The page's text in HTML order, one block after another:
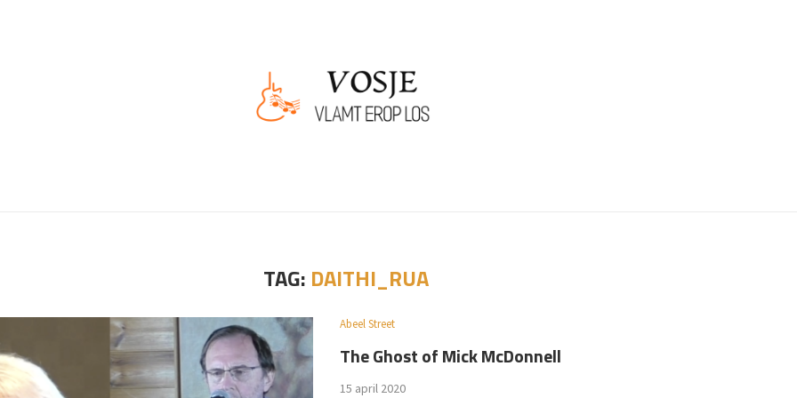
TAG: DAITHI_RUA
Abeel Street
The Ghost of Mick McDonnell
15 april 2020